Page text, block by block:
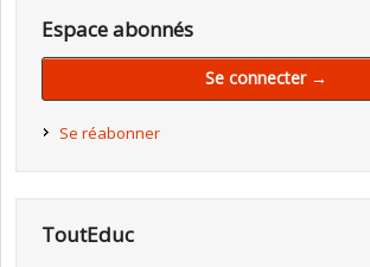
Espace abonnés
Se connecter →
Se réabonner
ToutEduc